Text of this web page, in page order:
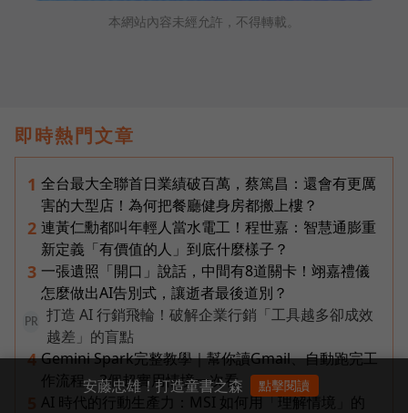
本網站內容未經允許，不得轉載。
即時熱門文章
1 全台最大全聯首日業績破百萬，蔡篤昌：還會有更厲
害的大型店！為何把餐廳健身房都搬上樓？
2 連黃仁勳都叫年輕人當水電工！程世嘉：智慧通膨重
新定義「有價值的人」到底什麼樣子？
3 一張遺照「開口」說話，中間有8道關卡！翊嘉禮儀
怎麼做出AI告別式，讓逝者最後道別？
PR
打造 AI 行銷飛輪！破解企業行銷「工具越多卻成效
越差」的盲點
4 Gemini Spark完整教學｜幫你讀Gmail、自動跑完工
作流程，3個超實用情境一次看
AI 時代的行動生產力：MSI 如何用「理解情境」的
安藤忠雄！打造童書之森 點擊閱讀